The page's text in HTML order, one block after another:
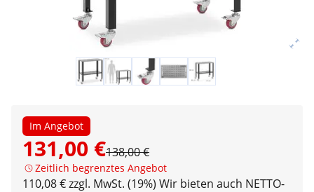
Im Angebot
131,00 €138,00 €
Zeitlich begrenztes Angebot
110,08 € zzgl. MwSt. (19%) Wir bieten auch NETTO-